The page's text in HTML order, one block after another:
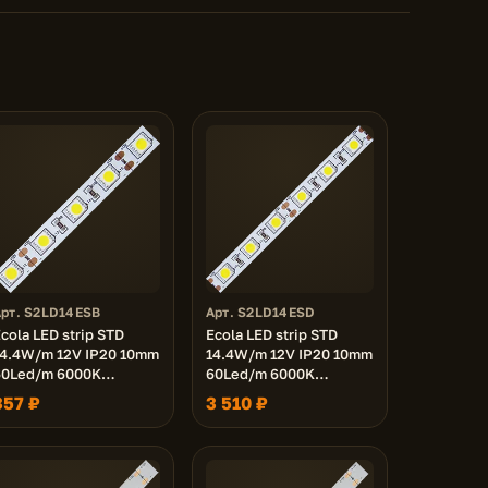
S2LD14ESB
LED strip STD
m 12V IP20 10mm
m 6000K
LED 840Lm/m
лента на
5м.
₽
Арт. S2LD14ESD
Ecola LED strip STD
14.4W/m 12V IP20 10mm
60Led/m 6000K
14Lm/LED 840Lm/m
светодиодная лента на
катушке 50м.
3 510 ₽